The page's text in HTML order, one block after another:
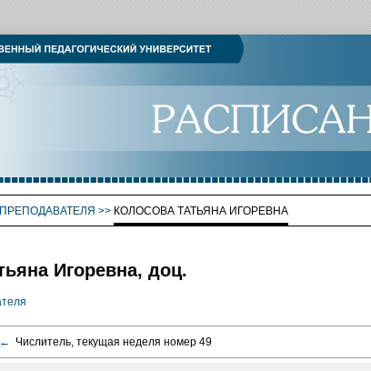
>> КОЛОСОВА ТАТЬЯНА ИГОРЕВНА
Игоревна, доц.
← Числитель, текущая неделя номер 49